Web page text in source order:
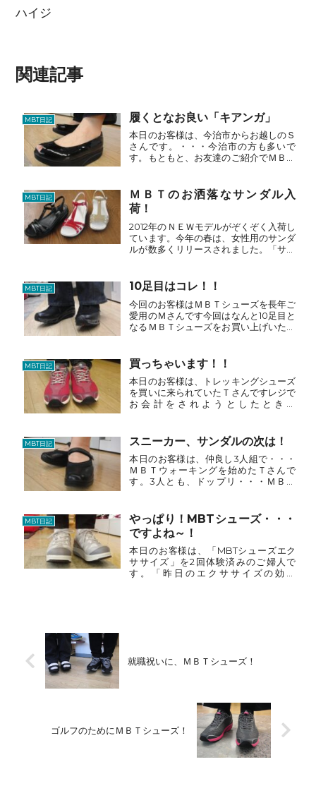
ハイジ
関連記事
MBT日記 履くとなお良い「キアンガ」
本日のお客様は、今治市からお越しのＳ
さんです。・・・今治市の方も多いで
す。もともと、お友達のご紹介でＭＢＴ
続いています。・・・気に入りました。
日本のＭＢＴシューズの男女...
MBT日記
ＭＢＴのお洒落なサンダル入
荷！
2012年のＮＥＷモデルがぞくぞく入荷し
ています。今年の春は、女性用のサンダ
ルが数多くリリースされました。「サデ
は、￥30,450★西日本でトップクラス
の展示スペースは...
MBT日記 10足目はコレ！！
今回のお客様はＭＢＴシューズを長年ご
愛用のＭさんです今回はなんと10足目と
なるＭＢＴシューズをお買い上げいただ
リ151Ｗレベル4のエムアリでもっっっと
マサイ族に近づき...
MBT日記 買っちゃいます！！
本日のお客様は、トレッキングシューズ
を買いに来られていたＴさんですレジで
お会計をされようとしたときに
もらいました当店でもかなりの数を販売
させていただいていますがこけた例...
MBT日記 スニーカー、サンダルの次は！
本日のお客様は、仲良し3人組で・・・
ＭＢＴウォーキングを始めたＴさんで
す。3人とも、ドップリ・・・ＭＢＴ
「こんにちは。」・・・そのままＭＢＴ
コーナーへ直行です。「普段に・...
MBT日記
やっぱり！MBTシューズ・・・
ですよね～！
本日のお客様は、「MBTシューズエク
ササイズ」を2回体験済みのご婦人で
す。「昨日のエクササイズの効果
就職祝いに、ＭＢＴシューズ！
ゴルフのためにＭＢＴシューズ！